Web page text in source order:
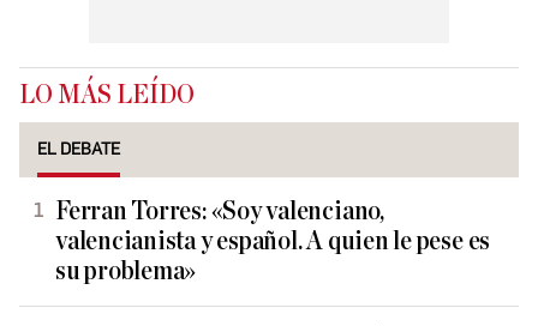
LO MÁS LEÍDO
EL DEBATE
Ferran Torres: «Soy valenciano,
valencianista y español. A quien le pese es
su problema»